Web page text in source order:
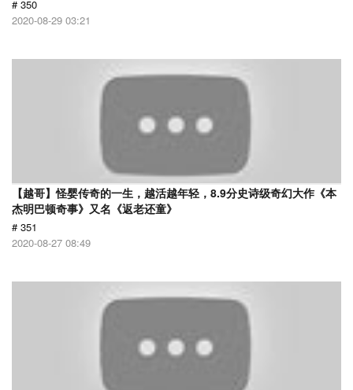
# 350
2020-08-29 03:21
【越哥】怪婴传奇的一生，越活越年轻，8.9分史诗级奇幻大作《本
杰明巴顿奇事》又名《返老还童》
# 351
2020-08-27 08:49